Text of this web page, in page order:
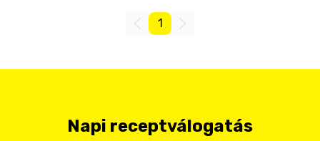
1
Napi receptválogatás